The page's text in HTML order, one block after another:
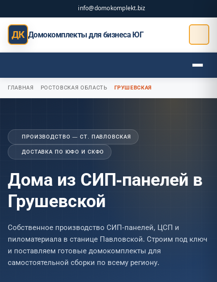
info@domokomplekt.biz
ДК Домокомплекты для бизнеса ЮГ
ГЛАВНАЯ РОСТОВСКАЯ ОБЛАСТЬ ГРУШЕВСКАЯ
ПРОИЗВОДСТВО — СТ. ПАВЛОВСКАЯ
ДОСТАВКА ПО ЮФО И СКФО
Дома из СИП-панелей в
Грушевской
Собственное производство СИП-панелей, ЦСП и
пиломатериала в станице Павловской. Строим под ключ
и поставляем готовые домокомплекты для
самостоятельной сборки по всему региону.